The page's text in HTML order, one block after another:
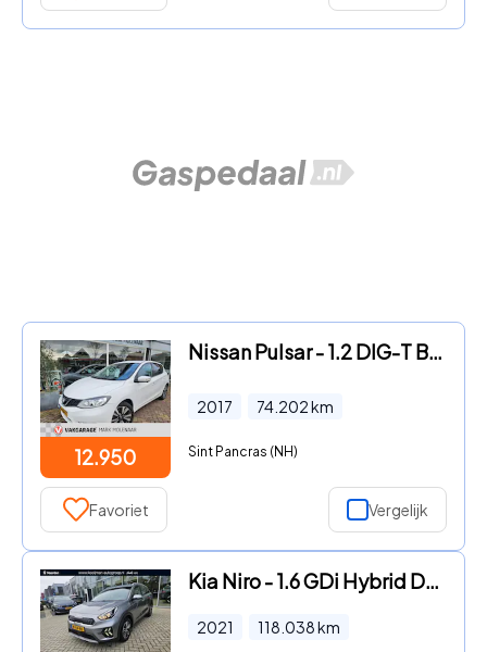
12.950
Nissan Pulsar - 1.2 DIG-T Business Edition, leder, automaat, trekhaak
2017 74.202km
Sint Pancras (NH)
Favoriet Vergelijk
Kia Niro - 1.6 GDi Hybrid DynamicLine Nav|Camera|Cruise control| 1e eig
2021 118.038km